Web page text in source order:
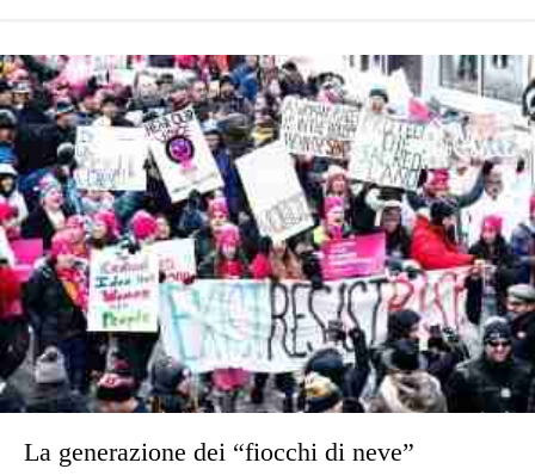
La generazione dei “fiocchi di neve”